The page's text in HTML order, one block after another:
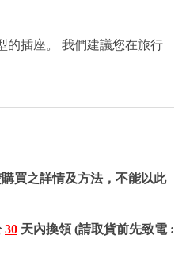
的插座。 我們建議您在旅行
買之詳情及方法，不能以此
30 天內換領 (請取貨前先致電 :